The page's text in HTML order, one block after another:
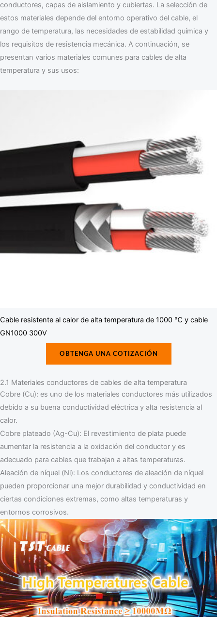
conductores, capas de aislamiento y cubiertas. La selección de
estos materiales depende del entorno operativo del cable, el
rango de temperatura, las necesidades de estabilidad química y
los requisitos de resistencia mecánica. A continuación, se
presentan varios materiales comunes para cables de alta
temperatura y sus usos:
Cable resistente al calor de alta temperatura de 1000 ℃ y cable
GN1000 300V
OBTENGA UNA COTIZACIÓN
2.1 Materiales conductores de cables de alta temperatura
Cobre (Cu): es uno de los materiales conductores más utilizados
debido a su buena conductividad eléctrica y alta resistencia al
calor.
Cobre plateado (Ag-Cu): El revestimiento de plata puede
aumentar la resistencia a la oxidación del conductor y es
adecuado para cables que trabajan a altas temperaturas.
Aleación de níquel (Ni): Los conductores de aleación de níquel
pueden proporcionar una mejor durabilidad y conductividad en
ciertas condiciones extremas, como altas temperaturas y
entornos corrosivos.